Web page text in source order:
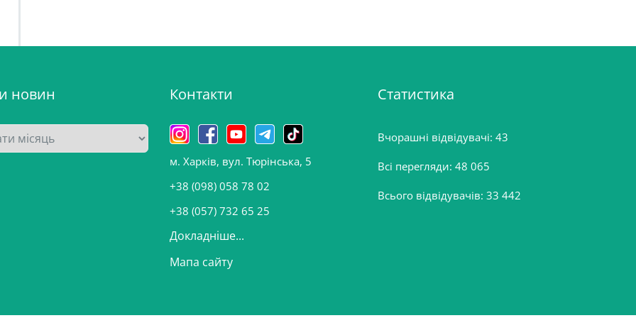
новин Контакти
м. Харків, вул. Тюрінська, 5
+38 (098) 058 78 02
+38 (057) 732 65 25
Докладніше...
Мапа сайту
Статистика
Вчорашні відвідувачі: 43
Всі перегляди: 48 065
Всього відвідувачів: 33 442